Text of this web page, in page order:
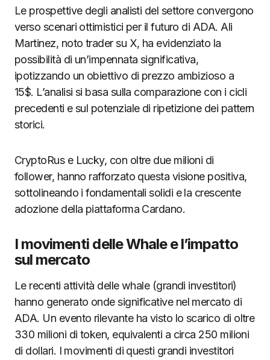
Le prospettive degli analisti del settore convergono
verso scenari ottimistici per il futuro di ADA. Ali
Martinez, noto trader su X, ha evidenziato la
possibilità di un’impennata significativa,
ipotizzando un obiettivo di prezzo ambizioso a
15$. L’analisi si basa sulla comparazione con i cicli
precedenti e sul potenziale di ripetizione dei pattern
storici.
CryptoRus e Lucky, con oltre due milioni di
follower, hanno rafforzato questa visione positiva,
sottolineando i fondamentali solidi e la crescente
adozione della piattaforma Cardano.
I movimenti delle Whale e l’impatto
sul mercato
Le recenti attività delle whale (grandi investitori)
hanno generato onde significative nel mercato di
ADA. Un evento rilevante ha visto lo scarico di oltre
330 milioni di token, equivalenti a circa 250 milioni
di dollari. I movimenti di questi grandi investitori